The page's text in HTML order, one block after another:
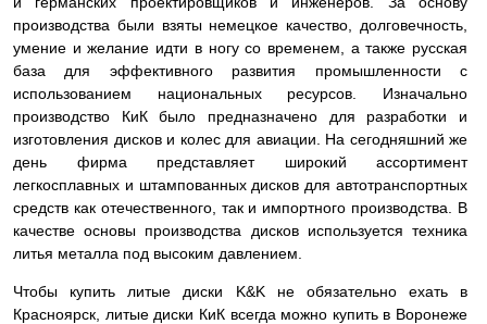
производства были взяты немецкое качество, долговечность,
умение и желание идти в ногу со временем, а также русская
база для эффективного развития промышленности с
использованием национальных ресурсов. Изначально
производство КиК было предназначено для разработки и
изготовления дисков и колес для авиации. На сегодняшний же
день фирма представляет широкий ассортимент
легкосплавных и штампованных дисков для автотранспортных
средств как отечественного, так и импортного производства. В
качестве основы производства дисков используется техника
литья металла под высоким давлением.
Чтобы купить литые диски K&K не обязательно ехать в
Красноярск, литые диски КиК всегда можно купить в Воронеже